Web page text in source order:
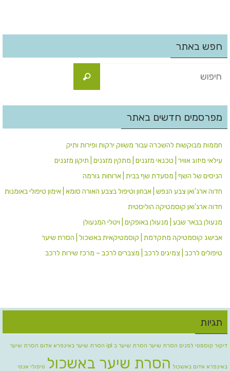
חפש באתר
מפרסמים חדשים באתר
חממות מבוקשות להשכרה עבור משווק ירקות ופירות ותיק
עילאי מיזוג אוויר | טכנאי מזגנים | מתקין מזגנים | תיקון מזגנים
הניסים של השף | מסעדת שף בבית | ארוחות גורמה
חדוה ארג'ואן צבע הנפש | אבחון וטיפול בצבע האורה סומא | אימון טיפולי באומנות
חדוה ארג’ואן קוסמטיקה הוליסטית
מנעולן בבאר שבע | מנעולן באופקים | ויטלי המנעולן
אבישג קוסמטיקה מתקדמת | קוסמטיקאית באשכול | הסרת שיער
טיפולים לרכב | צמיגים לרכב | מצברים לרכב – מרכז שירות לרכב
תגיות
דיקור קוסמטי לפנים הסרת שיער הסרת שיער ב ipl הסרת שיער באינפרא אדום הסרת שיער
באינפרא אדום באשכול הסרת שיער באשכול טיפולי אנטי